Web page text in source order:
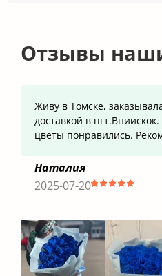
Отзывы
Живу в Томске,
доставкой в
цветы понравились.
Наталия
2025-07-20